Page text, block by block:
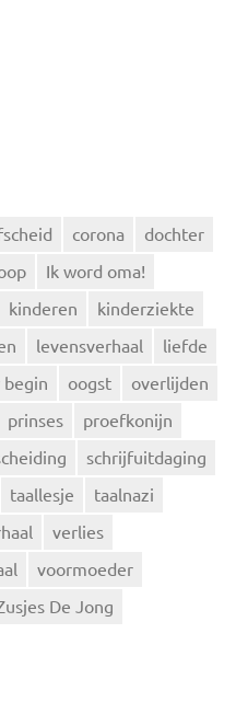
corona
dochter
Ik word oma!
kinderen
kinderziekte
levensverhaal
liefde
begin oogst
overlijden
prinses
proefkonijn
schrijfuitdaging
taallesje
taalnazi
verlies
voormoeder
De Jong